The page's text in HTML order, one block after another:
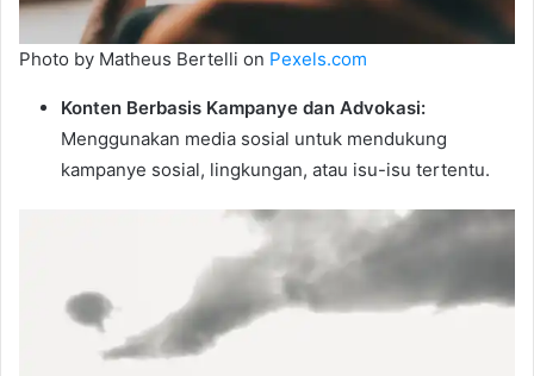
Photo by Matheus Bertelli on Pexels.com
Konten Berbasis Kampanye dan Advokasi:
Menggunakan media sosial untuk mendukung
kampanye sosial, lingkungan, atau isu-isu tertentu.